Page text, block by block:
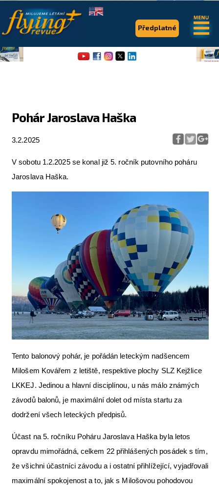
Pohár Jaroslava Haška
3.2.2025
V sobotu 1.2.2025 se konal již 5. ročník putovního poháru
Jaroslava Haška.
Tento balonový pohár, je pořádán leteckým nadšencem
Milošem Kovářem z letiště, respektive plochy SLZ Kejžlice
LKKEJ. Jedinou a hlavní disciplínou, u nás málo známých
závodů balonů, je maximální dolet od místa startu za
dodržení všech leteckých předpisů.
Účast na 5. ročníku Poháru Jaroslava Haška byla letos
opravdu mimořádná, celkem 22 přihlášených posádek s tím,
že všichni účastníci závodu a i ostatní přihlížející, vyjadřovali
maximální spokojenost a to, jak s Milošovou pohodovou
Předplatné
.
Pro piloty
Série & speciály
Letecká videa
Aktuální FR + archiv
Letecká muzea
VFR Communication app
The SAFE Guide app
Nabídky práce v letectví
E-SHOP